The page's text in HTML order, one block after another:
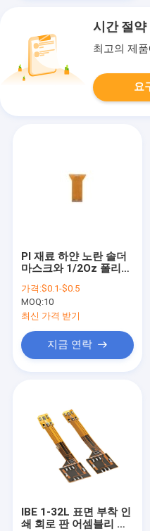
시간 절약
최고의 제
요
PI 재료 하얀 노란 솔더
마스크와 1/2Oz 폴리이
가격:$0.1-$0.5
MOQ:10
최신 가격 받기
지금 연락
IBE 1-32L 표면 부착 인
쇄 회로 판 어셈블리 피